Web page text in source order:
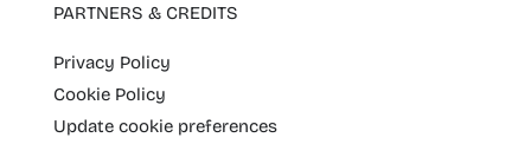
PARTNERS & CREDITS
Privacy Policy
Cookie Policy
Update cookie preferences